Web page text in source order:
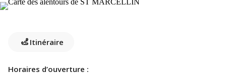
Itinéraire
Horaires d’ouverture :